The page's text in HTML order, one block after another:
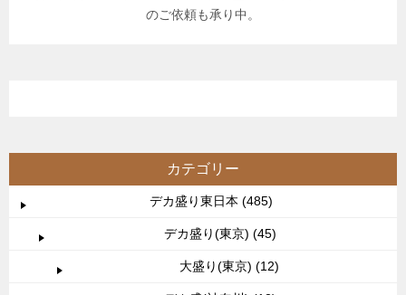
のご依頼も承り中。
カテゴリー
デカ盛り東日本 (485)
デカ盛り(東京) (45)
大盛り(東京) (12)